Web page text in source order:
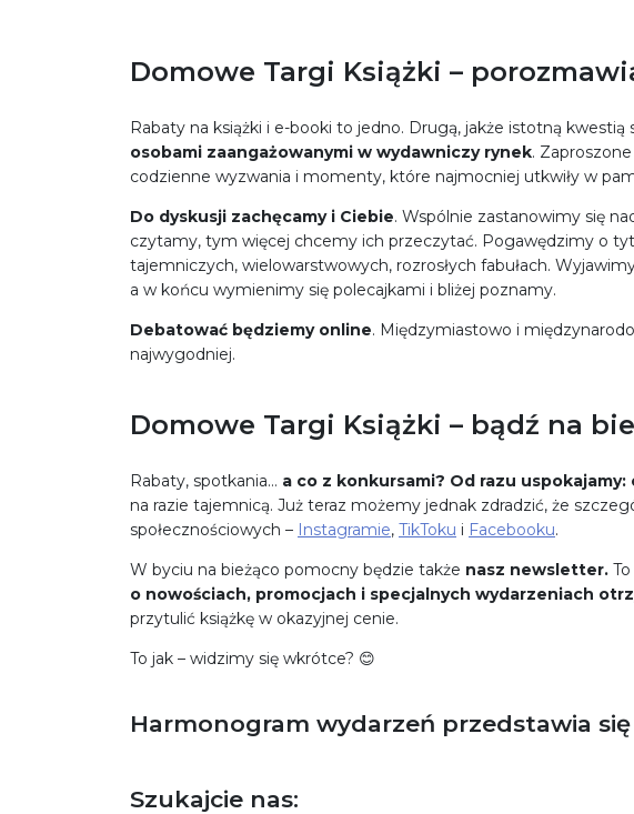
Domowe Targi Książki –
Rabaty na książki i e-booki to jedno. Drugą, jakże istotną kwestią
osobami zaangażowanymi w wydawniczy rynek.
codzienne wyzwania i momenty, które najmocniej utkwiły w
Do dyskusji zachęcamy i Ciebie. Wspólnie zastanowimy się
czytamy, tym więcej chcemy ich przeczytać. Pogawędzimy o
tajemniczych, wielowarstwowych, rozrosłych fabułach.
a w końcu wymienimy się polecajkami i bliżej poznamy.
Debatować będziemy online. Międzymiastowo i
najwygodniej.
Domowe Targi Książki – bądź na
Rabaty, spotkania… a co z konkursami? Od razu uspokajamy:
na razie tajemnicą. Już teraz możemy jednak zdradzić, że
społecznościowych – Instagramie, TikToku i Facebooku.
W byciu na bieżąco pomocny będzie także nasz newsletter.
o nowościach, promocjach i specjalnych wydarzeniach
przytulić książkę w okazyjnej cenie.
To jak – widzimy się wkrótce? 😊
Harmonogram wydarzeń przedstawia
Szukajcie nas: